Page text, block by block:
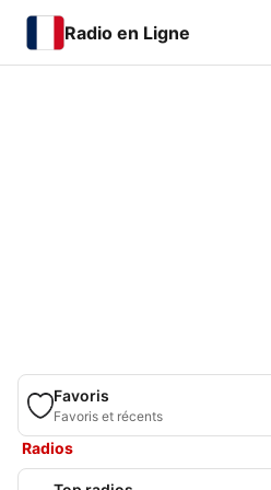
Radio en Ligne
Favoris
Favoris et récents
Radios